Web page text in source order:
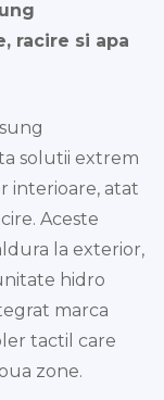
racire si apa
solutii extrem
interioare, atat
Aceste
la exterior,
hidro
marca
tactil care
zone.